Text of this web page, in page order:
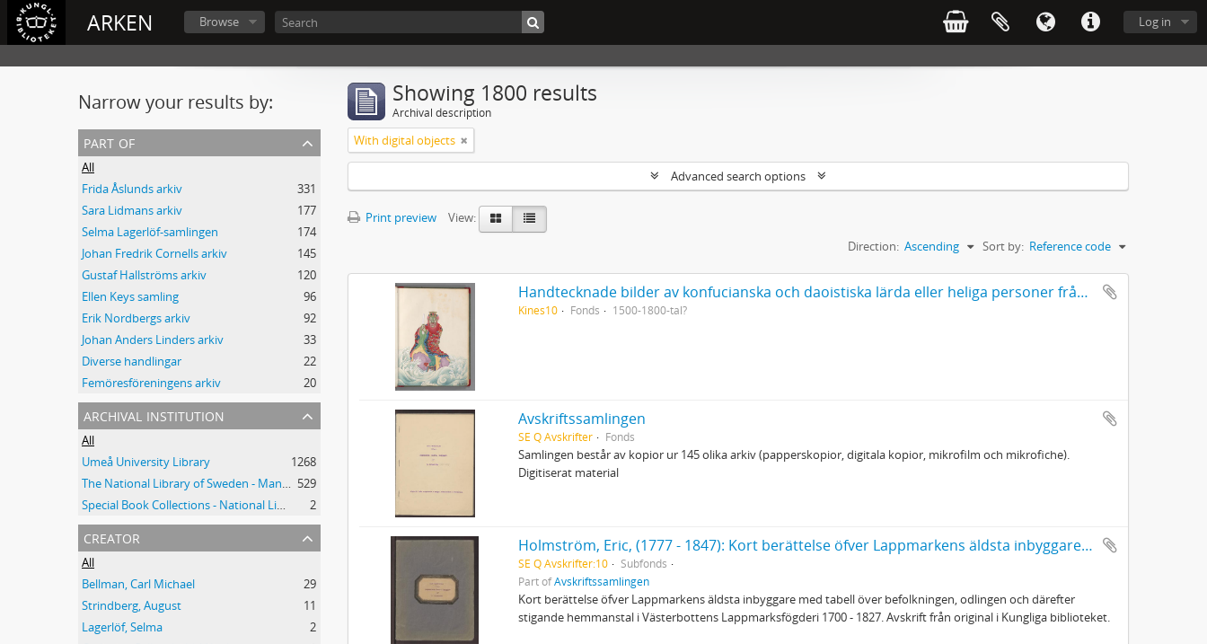
ARKEN Log in
Browse
Narrow your results by:
part of
All
Frida Åslunds arkiv
331
Sara Lidmans arkiv
177
Selma Lagerlöf-samlingen
174
Johan Fredrik Cornells arkiv
145
Gustaf Hallströms arkiv
120
Ellen Keys samling
96
Erik Nordbergs arkiv
92
Johan Anders Linders arkiv
33
Diverse handlingar
22
Femöresföreningens arkiv
20
archival institution
All
Umeå University Library
1268
The National Library of Sweden - Manuscripts Collections 529
Special Book Collections - National Library of Sweden
2
creator
All
Bellman, Carl Michael
29
Strindberg, August
11
Lagerlöf, Selma
2
Showing 1800 results
Archival description
With digital objects
Advanced search options
Print preview
View:
Sort by: Reference code
Direction: Ascending
Handtecknade bilder av konfucianska och daoistiska lärda eller heliga personer från Kina
Kines10 Fonds 1500-1800-tal?
Avskriftssamlingen
SE Q Avskrifter Fonds
Samlingen består av kopior ur 145 olika arkiv (papperskopior, digitala kopior, mikrofilm och mikrofiche).
Digitiserat material
Holmström, Eric, (1777 - 1847): Kort berättelse öfver Lappmarkens äldsta inbyggare... 1700 - 1827
SE Q Avskrifter:10
Subfonds
Part ofAvskriftssamlingen
Kort berättelse öfver Lappmarkens äldsta inbyggare med tabell över befolkningen, odlingen och därefter
stigande hemmanstal i Västerbottens Lappmarksfögderi 1700 - 1827. Avskrift från original i Kungliga biblioteket.